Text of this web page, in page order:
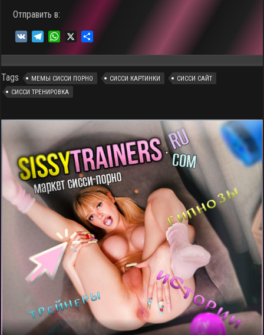
Отправить в:
e
g
r
m
W
t
s
A
p
р
а
т
ь
Tags МЕМЫ СИССИ ПОРНО СИССИ КАРТИНКИ
СИССИ САЙТ
СИССИ ТРЕНИРОВКА